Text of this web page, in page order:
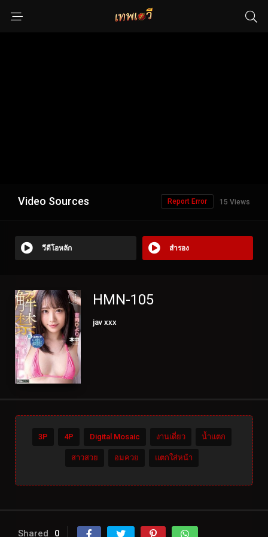
Video Sources 15 Views
Report Error
วีดีโอหลัก สำรอง
HMN-105
jav xxx
3P 4P Digital Mosaic งานเดี่ยว น้ำแตก
สาวสวย อมควย แตกใส่หน้า
Shared 0